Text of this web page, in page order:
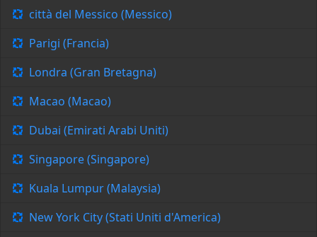
città del Messico (Messico)
Parigi (Francia)
Londra (Gran Bretagna)
Macao (Macao)
Dubai (Emirati Arabi Uniti)
Singapore (Singapore)
Kuala Lumpur (Malaysia)
New York City (Stati Uniti d'America)